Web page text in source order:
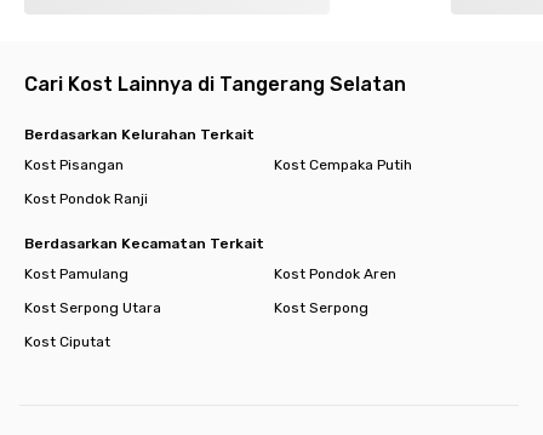
Cari Kost Lainnya di Tangerang Selatan
Berdasarkan Kelurahan Terkait
Kost Pisangan
Kost Cempaka Putih
Kost Pondok Ranji
Berdasarkan Kecamatan Terkait
Kost Pamulang
Kost Pondok Aren
Kost Serpong Utara
Kost Serpong
Kost Ciputat